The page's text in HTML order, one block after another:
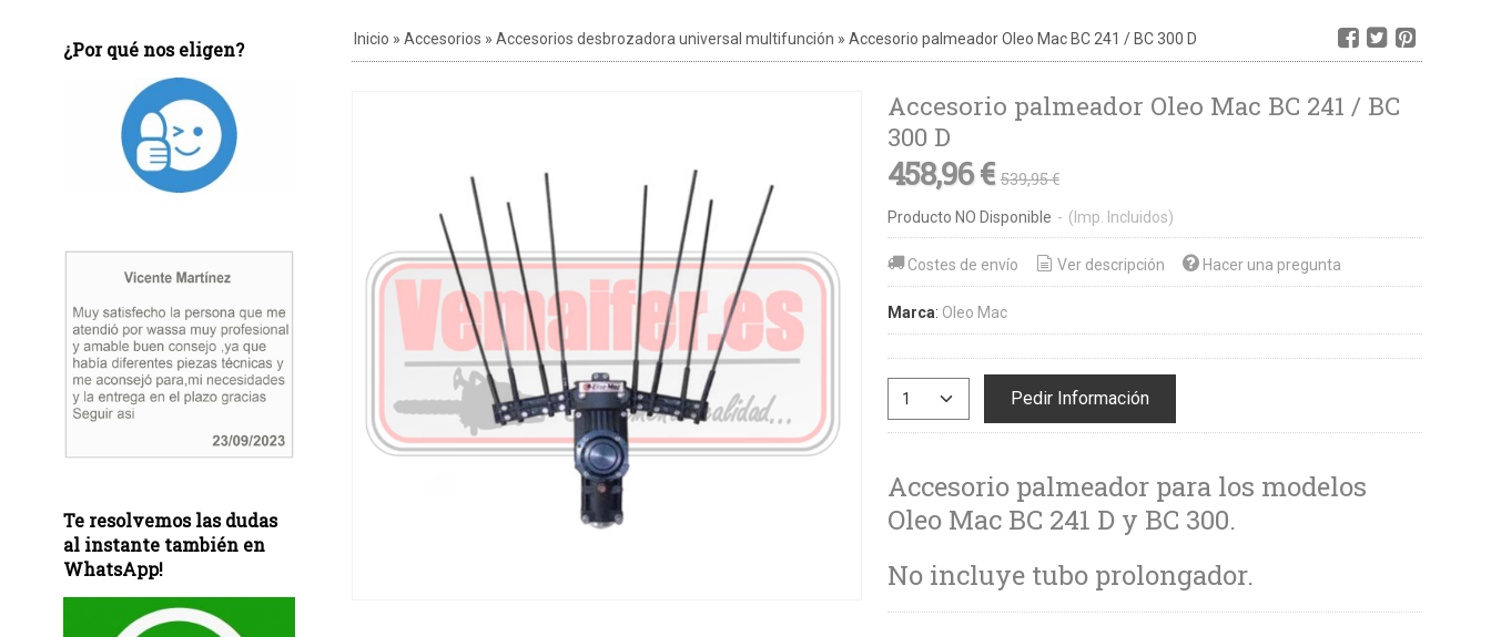
¿Por qué nos eligen?
Te resolvemos las dudas
al instante también en
WhatsApp!
Inicio » Accesorios » Accesorios desbrozadora universal multifunción » Accesorio palmeador Oleo Mac BC 241 / BC 300 D
Accesorio palmeador Oleo Mac BC 241 / BC
300 D
458,96 €539,95 €
Producto NO Disponible - (Imp. Incluidos)
Costes de envío Ver descripción Hacer una pregunta
Marca: Oleo Mac
Pedir Información
Accesorio palmeador para los modelos
Oleo Mac BC 241 D y BC 300.
No incluye tubo prolongador.